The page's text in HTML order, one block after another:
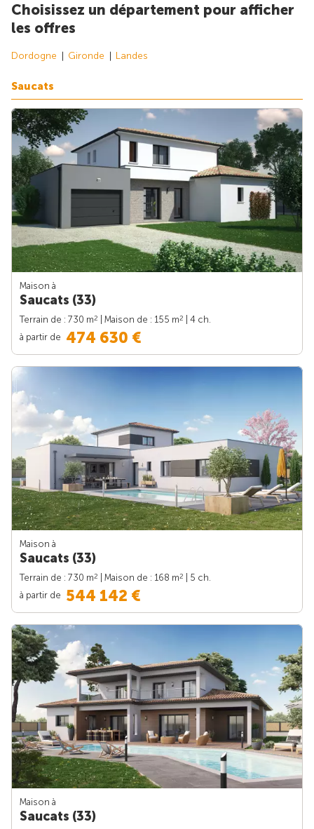
Choisissez un département pour afficher
les offres
Dordogne Gironde Landes
Saucats
Maison à
Saucats (33)
Terrain de : 730 m2 | Maison de : 155 m2
| 4 ch.
à partir de 474 630 €
Maison à
Saucats (33)
Terrain de : 730 m2 | Maison de : 168 m2
| 5 ch.
à partir de 544 142 €
Maison à
Saucats (33)